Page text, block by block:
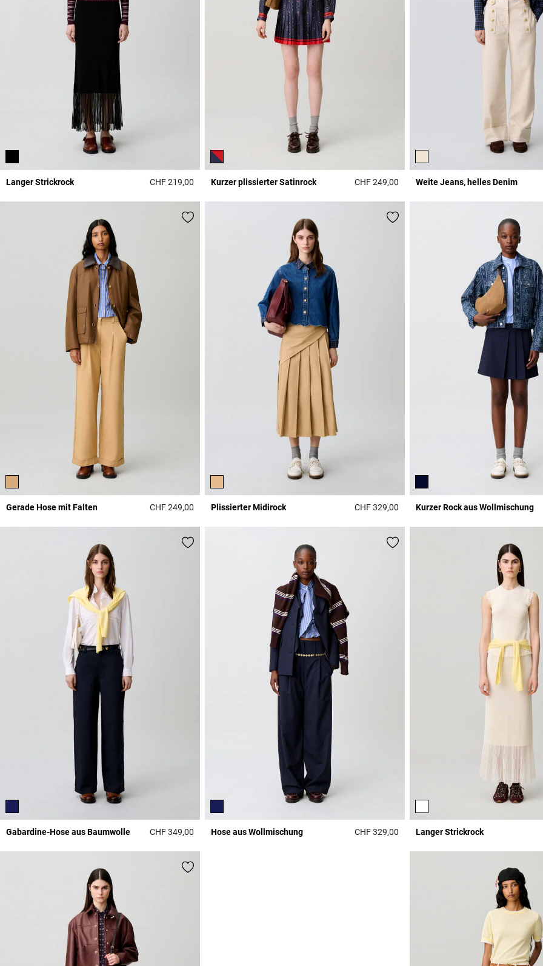
Langer Strickrock CHF 219,00 5 out of 5 Customer Rating
Kurzer plissierter Satinrock CHF 249,00 3.6 out of 5 Customer Rating
Weite Jeans, helles Denim
Gerade Hose mit Falten CHF 249,00 4.9 out of 5 Customer Rating
Plissierter Midirock CHF 329,00 3.4 out of 5 Customer Rating
Kurzer Rock aus Wollmischung
Gabardine-Hose aus Baumwolle CHF 349,00 3.1 out of 5 Customer Rating
Hose aus Wollmischung CHF 329,00 3.9 out of 5 Customer Rating
Langer Strickrock